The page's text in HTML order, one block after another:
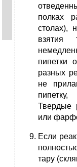
полках
столах),
взятия
пипетки
разных
не
Твердые
или
Если
тару